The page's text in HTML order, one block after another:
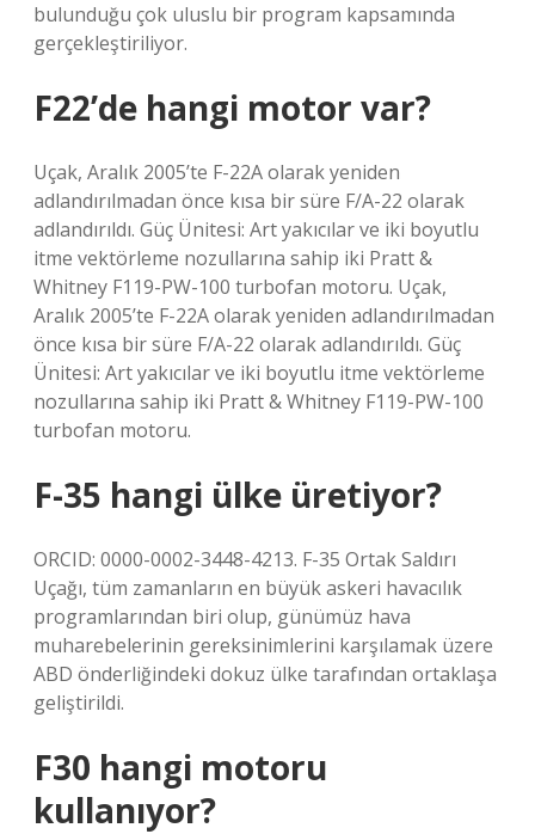
bulunduğu çok uluslu bir program kapsamında
gerçekleştiriliyor.
F22’de hangi motor var?
Uçak, Aralık 2005’te F-22A olarak yeniden
adlandırılmadan önce kısa bir süre F/A-22 olarak
adlandırıldı. Güç Ünitesi: Art yakıcılar ve iki boyutlu
itme vektörleme nozullarına sahip iki Pratt &
Whitney F119-PW-100 turbofan motoru. Uçak,
Aralık 2005’te F-22A olarak yeniden adlandırılmadan
önce kısa bir süre F/A-22 olarak adlandırıldı. Güç
Ünitesi: Art yakıcılar ve iki boyutlu itme vektörleme
nozullarına sahip iki Pratt & Whitney F119-PW-100
turbofan motoru.
F-35 hangi ülke üretiyor?
ORCID: 0000-0002-3448-4213. F-35 Ortak Saldırı
Uçağı, tüm zamanların en büyük askeri havacılık
programlarından biri olup, günümüz hava
muharebelerinin gereksinimlerini karşılamak üzere
ABD önderliğindeki dokuz ülke tarafından ortaklaşa
geliştirildi.
F30 hangi motoru
kullanıyor?